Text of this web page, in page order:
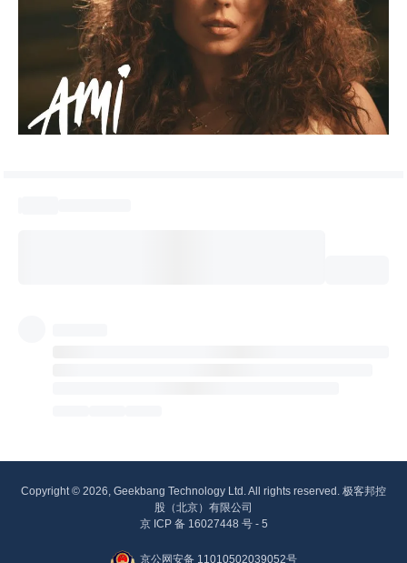
Copyright © 2026, Geekbang Technology Ltd. All rights reserved. 极客邦控
股（北京）有限公司
京 ICP 备 16027448 号 - 5
京公网安备 11010502039052号